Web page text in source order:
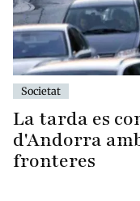
Societat
La tarda es
d'Andorra
fronteres